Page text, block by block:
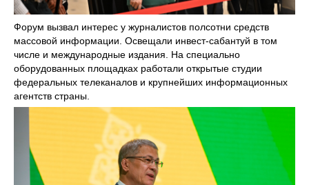
Форум вызвал интерес у журналистов полсотни средств
массовой информации. Освещали инвест-сабантуй в том
числе и международные издания. На специально
оборудованных площадках работали открытые студии
федеральных телеканалов и крупнейших информационных
агентств страны.
ПРАВИЛА ИСПОЛЬЗОВАНИЯ МАТЕРИАЛОВ
данных